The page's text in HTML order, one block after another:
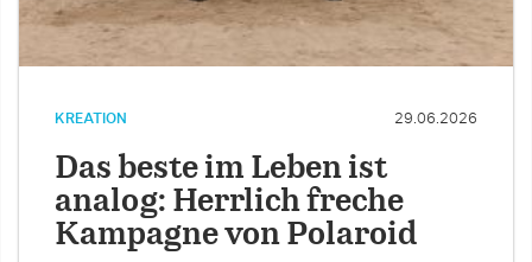
KREATION 29.06.2026
Das beste im Leben ist
analog: Herrlich freche
Kampagne von Polaroid